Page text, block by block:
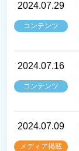
2024.07.29
コンテンツ
2024.07.16
コンテンツ
2024.07.09
メディア掲載